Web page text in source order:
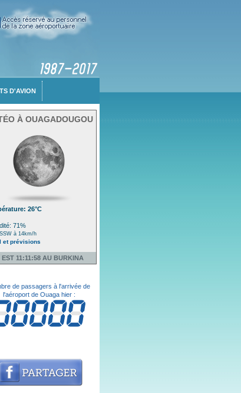
D'AVION
À OUAGADOUGOU
26°C
71%
à 14km/h
et prévisions
EST 11:11:58 AU BURKINA
de passagers à l'arrivée de
l'aéroport de Ouaga hier :